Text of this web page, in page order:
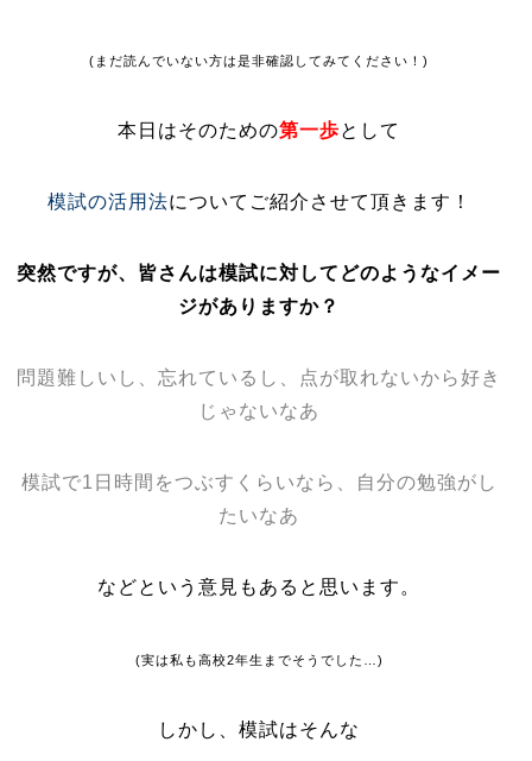
(まだ読んでいない方は是非確認してみてください！)
本日はそのための第一歩として
模試の活用法についてご紹介させて頂きます！
突然ですが、皆さんは模試に対してどのようなイメー
ジがありますか？
問題難しいし、忘れているし、点が取れないから好き
じゃないなあ
模試で1日時間をつぶすくらいなら、自分の勉強がし
たいなあ
などという意見もあると思います。
(実は私も高校2年生までそうでした…)
しかし、模試はそんな